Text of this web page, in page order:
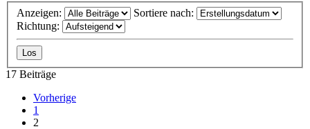
Anzeigen:
Sortiere nach:
Richtung:
17 Beiträge
Vorherige
1
2